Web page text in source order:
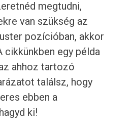
megtudni,
van szükség az
pozícióban, akkor
cikkünkben egy példa
ahhoz tartozó
találsz, hogy
ebben a
ki!